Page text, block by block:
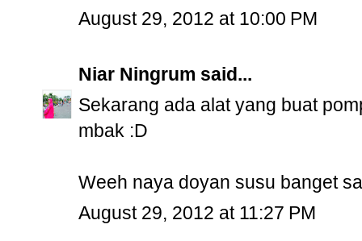
August 29, 2012 at 10:00 PM
Niar Ningrum said...
Sekarang ada alat yang buat
mbak :D
Weeh naya doyan susu banget
August 29, 2012 at 11:27 PM